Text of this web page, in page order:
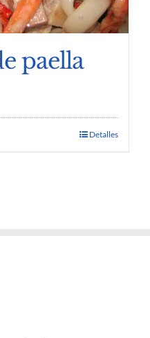
paella
Detalles